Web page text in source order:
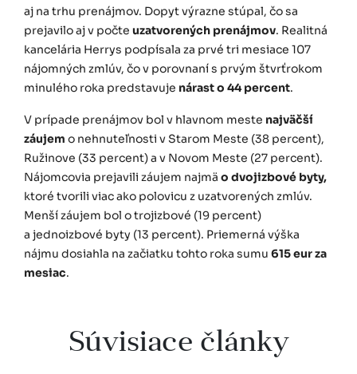
aj na trhu prenájmov. Dopyt výrazne stúpal, čo sa
prejavilo aj v počte uzatvorených prenájmov. Realitná
kancelária Herrys podpísala za prvé tri mesiace 107
nájomných zmlúv, čo v porovnaní s prvým štvrťrokom
minulého roka predstavuje nárast o 44 percent.
V prípade prenájmov bol v hlavnom meste najväčší
záujem o nehnuteľnosti v Starom Meste (38 percent),
Ružinove (33 percent) a v Novom Meste (27 percent).
Nájomcovia prejavili záujem najmä o dvojizbové byty,
ktoré tvorili viac ako polovicu z uzatvorených zmlúv.
Menší záujem bol o trojizbové (19 percent)
a jednoizbové byty (13 percent). Priemerná výška
nájmu dosiahla na začiatku tohto roka sumu 615 eur za
mesiac.
Súvisiace články